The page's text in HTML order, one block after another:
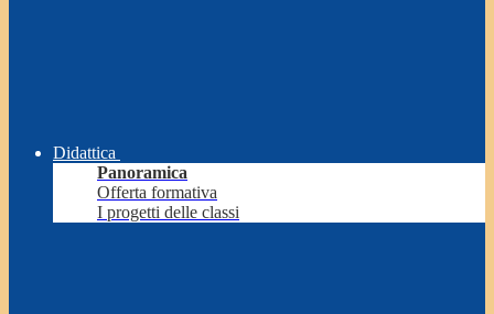
Didattica
Panoramica
Offerta formativa
I progetti delle classi